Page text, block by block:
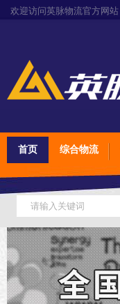
欢迎访问英脉物流官方网站
首页 综合物流